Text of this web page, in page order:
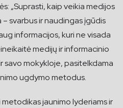
„Suprasti, kaip veikia medijos
svarbus ir naudingas įgūdis
informacijos, kuri ne visada
medijų ir informacinio
savo mokykloje, pasitelkdama
ugdymo metodus.
jaunimo lyderiams ir